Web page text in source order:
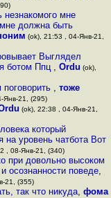
мне
должна быть
(ok), 21:53 , 04-Янв-21,
Выглядел
ботом Ппц , Ordu (ok),
, тоже
Янв-21, (295)
(ok), 22:38 , 04-Янв-21,
который
на уровень чатбота Вот
, 08-Янв-21, (340)
при довольно высоком
осознанности поведе,
21, (355)
так что никуда, фома